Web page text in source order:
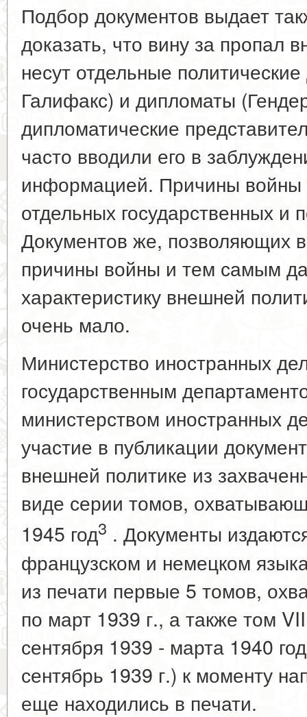
Подбор документов выдает
доказать, что вину за пропал
несут отдельные
Галифакс) и дипломаты
дипломатические
часто вводили его в
информацией. Причины войны
отдельных государственных и
Документов же, позволяющих
причины войны и тем самым
характеристику внешней
очень мало.
Министерство иностранных
государственным
министерством иностранных
участие в публикации
внешней политике из
виде серии томов,
1945 год3 . Документы
французском и немецком
из печати первые 5 томов,
по март 1939 г., а также том
сентября 1939 - марта 1940
сентябрь 1939 г.) к моменту
еще находились в печати.